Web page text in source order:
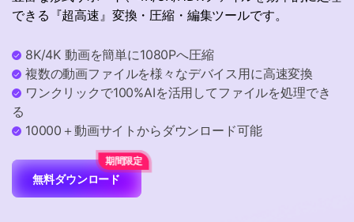
プラン＆価格
サポート
UniConverter Windows版
音声をテキストに
確かつ便利にテキストに変換
New
【簡単】複数の動画ファイルを
Hot
AI 機能
オンラインツール
オンライン動画圧縮ツール
動画・画像の無料圧縮
オンライン動画変換ツール
動画・音声・画像の無料変換
Hot
Ver17へアップグレード
使い方&コツ
操作ガイド
動画関連のコツ
特集ページ
サポート
できる『超高速』変換・圧縮・編集ツールです。
8K/4K 動画を簡単に1080Pへ圧縮
複数の動画ファイルを様々なデバイス用に高速変換
ワンクリックで100%AIを活用してファイルを処理でき
る
10000＋動画サイトからダウンロード可能
無料ダウンロード